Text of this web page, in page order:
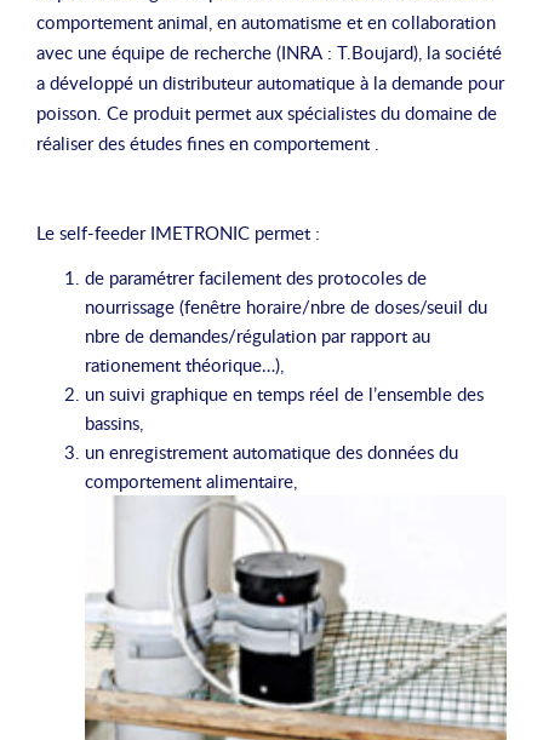
comportement animal, en automatisme et en collaboration
avec une équipe de recherche (INRA : T.Boujard), la société
a développé un distributeur automatique à la demande pour
poisson. Ce produit permet aux spécialistes du domaine de
réaliser des études fines en comportement .
Le self-feeder IMETRONIC permet :
de paramétrer facilement des protocoles de
nourrissage (fenêtre horaire/nbre de doses/seuil du
nbre de demandes/régulation par rapport au
rationement théorique…),
un suivi graphique en temps réel de l’ensemble des
bassins,
un enregistrement automatique des données du
comportement alimentaire,